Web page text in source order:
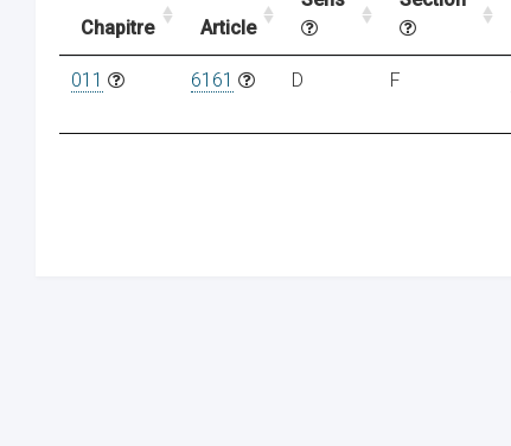
Chapitre Article
011 6161 D F